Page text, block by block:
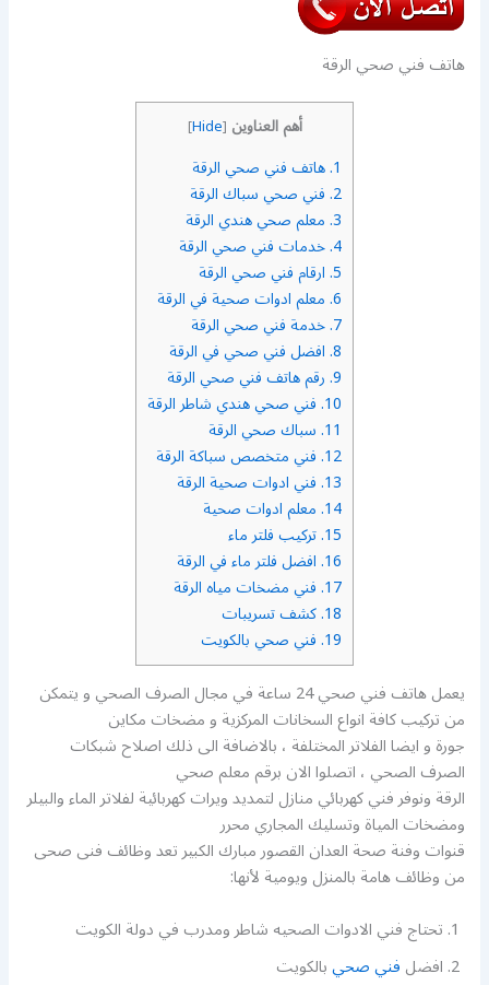
هاتف فني صحي الرقة
أهم العناوين [
Hide
]
1. هاتف فني صحي الرقة
2. فني صحي سباك الرقة
3. معلم صحي هندي الرقة
4. خدمات فني صحي الرقة
5. ارقام فني صحي الرقة
6. معلم ادوات صحية في الرقة
7. خدمة فني صحي الرقة
8. افضل فني صحي في الرقة
9. رقم هاتف فني صحي الرقة
10. فني صحي هندي شاطر الرقة
11. سباك صحي الرقة
12. فني متخصص سباكة الرقة
13. فني ادوات صحية الرقة
14. معلم ادوات صحية
15. تركيب فلتر ماء
16. افضل فلتر ماء في الرقة
17. فني مضخات مياه الرقة
18. كشف تسريبات
19. فني صحي بالكويت
يعمل هاتف فني صحي 24 ساعة في مجال الصرف الصحي و يتمكن
من تركيب كافة انواع السخانات المركزية و مضخات مكاين
جورة و ايضا الفلاتر المختلفة ، بالاضافة الى ذلك اصلاح شبكات
الصرف الصحي ، اتصلوا الان برقم معلم صحي
الرقة ونوفر فني كهربائي منازل لتمديد ويرات كهربائية لفلاتر الماء والبيلر
ومضخات المياة وتسليك المجاري محرر
قنوات وفنة صحة العدان القصور مبارك الكبير تعد وظائف فنى صحى
من وظائف هامة بالمنزل ويومية لأنها:
تحتاج فني الادوات الصحيه شاطر ومدرب في دولة الكويت
افضلفني صحيبالكويت